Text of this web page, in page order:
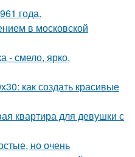
года.
в московской
- смело, ярко,
как создать красивые
квартира для девушки с
но очень